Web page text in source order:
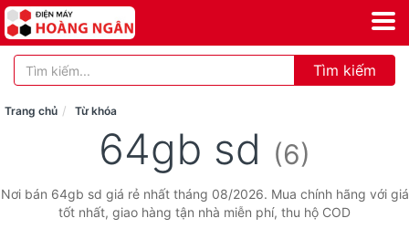
Tìm kiếm
Trang chủ Từ khóa
64gb sd (6)
Nơi bán 64gb sd giá rẻ nhất tháng 08/2026. Mua chính hãng với giá
tốt nhất, giao hàng tận nhà miễn phí, thu hộ COD